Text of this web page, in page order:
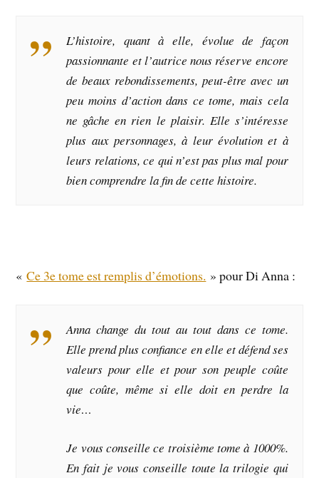
L’histoire, quant à elle, évolue de façon
passionnante et l’autrice nous réserve encore
de beaux rebondissements, peut-être avec un
peu moins d’action dans ce tome, mais cela
ne gâche en rien le plaisir. Elle s’intéresse
plus aux personnages, à leur évolution et à
leurs relations, ce qui n’est pas plus mal pour
bien comprendre la fin de cette histoire.
«Ce 3e tome est remplis d’émotions. » pour Di Anna :
Anna change du tout au tout dans ce tome.
Elle prend plus confiance en elle et défend ses
valeurs pour elle et pour son peuple coûte
que coûte, même si elle doit en perdre la
vie…
Je vous conseille ce troisième tome à 1000%.
En fait je vous conseille toute la trilogie qui